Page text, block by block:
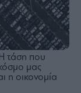
τάση που
μας
η οικονομία